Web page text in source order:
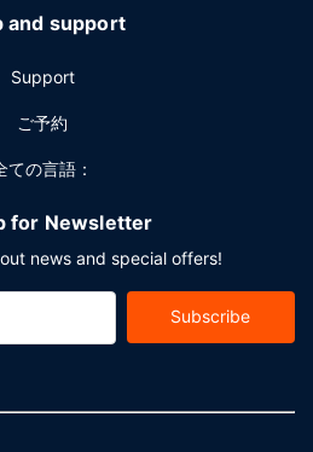
and support
Support
ご予約
ての言語：
for Newsletter
news and special offers!
Subscribe